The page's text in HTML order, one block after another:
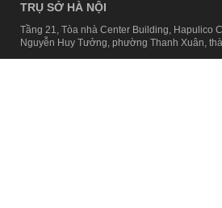
TRỤ SỞ HÀ NỘI
Tầng 21, Tòa nhà Center Building, Hapulico
Nguyễn Huy Tưởng, phường Thanh Xuân,